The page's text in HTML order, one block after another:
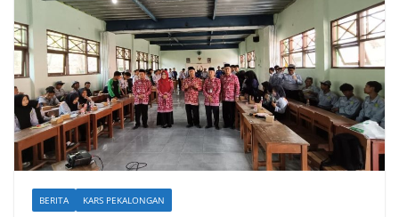
BERITA KARS PEKALONGAN